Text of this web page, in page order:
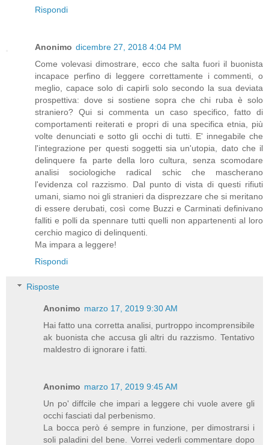
Rispondi
Anonimo dicembre 27, 2018 4:04 PM
Come volevasi dimostrare, ecco che salta fuori il buonista
incapace perfino di leggere correttamente i commenti, o
meglio, capace solo di capirli solo secondo la sua deviata
prospettiva: dove si sostiene sopra che chi ruba è solo
straniero? Qui si commenta un caso specifico, fatto di
comportamenti reiterati e propri di una specifica etnia, più
volte denunciati e sotto gli occhi di tutti. E' innegabile che
l'integrazione per questi soggetti sia un'utopia, dato che il
delinquere fa parte della loro cultura, senza scomodare
analisi sociologiche radical schic che mascherano
l'evidenza col razzismo. Dal punto di vista di questi rifiuti
umani, siamo noi gli stranieri da disprezzare che si meritano
di essere derubati, così come Buzzi e Carminati definivano
falliti e polli da spennare tutti quelli non appartenenti al loro
cerchio magico di delinquenti.
Ma impara a leggere!
Rispondi
Risposte
Anonimo marzo 17, 2019 9:30 AM
Hai fatto una corretta analisi, purtroppo incomprensibile
ak buonista che accusa gli altri du razzismo. Tentativo
maldestro di ignorare i fatti.
Anonimo marzo 17, 2019 9:45 AM
Un po' diffcile che impari a leggere chi vuole avere gli
occhi fasciati dal perbenismo.
La bocca però é sempre in funzione, per dimostrarsi i
soli paladini del bene. Vorrei vederli commentare dopo